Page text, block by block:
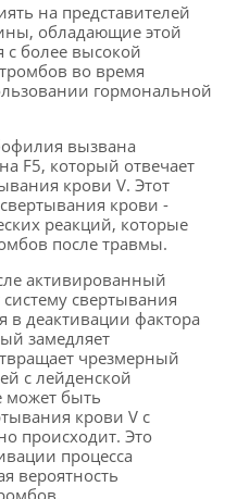
на представителей
обладающие этой
с более высокой
во время
гормональной
вызвана
F5, который отвечает
крови V. Этот
крови -
реакций, которые
после травмы.
активированный
свертывания
в деактивации фактора
замедляет
чрезмерный
с лейденской
может быть
крови V с
происходит. Это
процесса
вероятность